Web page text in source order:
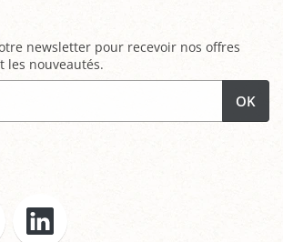
newsletter pour recevoir nos offres
les nouveautés.
OK